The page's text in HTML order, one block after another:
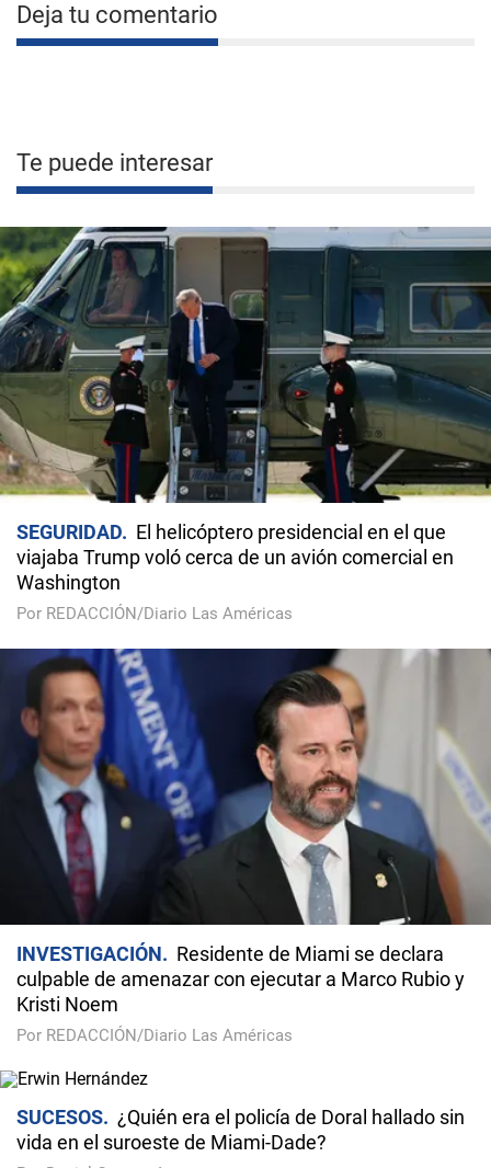
Deja tu comentario
Te puede interesar
SEGURIDAD
El helicóptero presidencial en el que
viajaba Trump voló cerca de un avión comercial en
Washington
Por REDACCIÓN/Diario Las Américas
INVESTIGACIÓN
Residente de Miami se declara
culpable de amenazar con ejecutar a Marco Rubio y
Kristi Noem
Por REDACCIÓN/Diario Las Américas
SUCESOS
¿Quién era el policía de Doral hallado sin
vida en el suroeste de Miami-Dade?